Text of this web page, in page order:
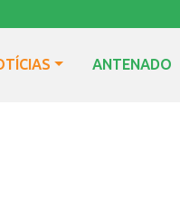
ANTENADO